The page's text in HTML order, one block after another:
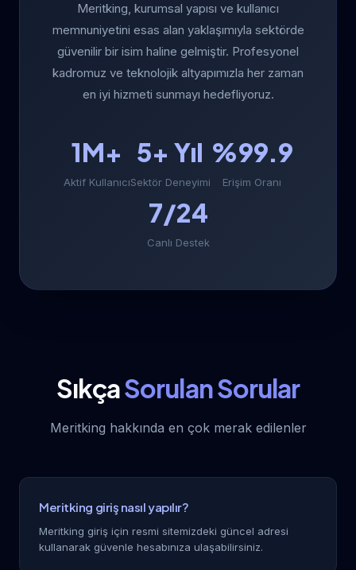
Meritking, kurumsal yapısı ve kullanıcı
memnuniyetini esas alan yaklaşımıyla sektörde
güvenilir bir isim haline gelmiştir. Profesyonel
kadromuz ve teknolojik altyapımızla her zaman
en iyi hizmeti sunmayı hedefliyoruz.
1M+
Aktif Kullanıcı
5+ Yıl
Sektör Deneyimi
%99.9
Erişim Oranı
7/24
Canlı Destek
SıkçaSorulan Sorular
Meritking hakkında en çok merak edilenler
Meritking giriş nasıl yapılır?
Meritking giriş için resmi sitemizdeki güncel adresi
kullanarak güvenle hesabınıza ulaşabilirsiniz.